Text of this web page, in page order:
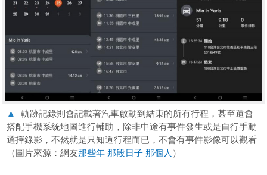
▲
軌跡記錄則會記載著汽車啟動到結束的所有行程，甚至還會
搭配手機系統地圖進行輔助，除非中途有事件發生或是自行手動
選擇錄影，不然就是只知道行程而已，不會有事件影像可以觀看
（圖片來源：網友那些年 那段日子 那個人 ）